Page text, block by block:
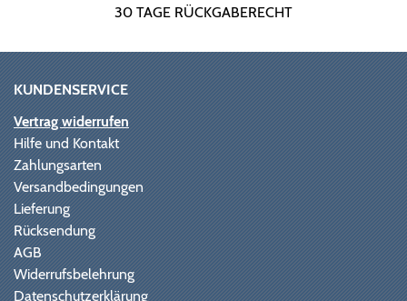
30 TAGE RÜCKGABERECHT
KUNDENSERVICE
Vertrag widerrufen
Hilfe und Kontakt
Zahlungsarten
Versandbedingungen
Lieferung
Rücksendung
AGB
Widerrufsbelehrung
Datenschutzerklärung